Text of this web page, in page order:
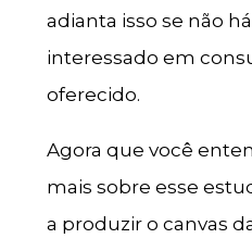
adianta isso se não
interessado em
oferecido.
Agora que você
mais sobre esse
a produzir o canvas